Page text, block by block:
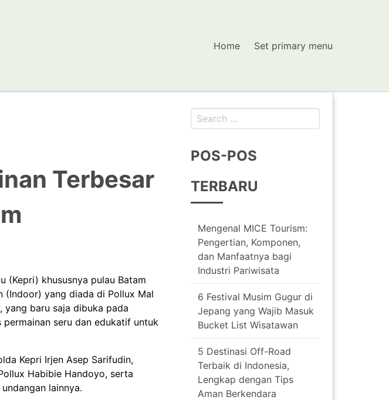
Home Set primary menu
Terbesar
(Kepri) khususnya pulau Batam
(Indoor) yang diada di Pollux Mal
yang baru saja dibuka pada
seru dan edukatif untuk
Kepri Irjen Asep Sarifudin,
Habibie Handoyo, serta
lainnya.
POS-POS
TERBARU
Mengenal MICE Tourism:
Pengertian, Komponen,
dan Manfaatnya bagi
Industri Pariwisata
6 Festival Musim Gugur di
Jepang yang Wajib Masuk
Bucket List Wisatawan
5 Destinasi Off-Road
Terbaik di Indonesia,
Lengkap dengan Tips
Aman Berkendara